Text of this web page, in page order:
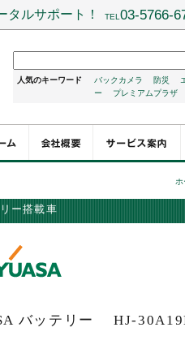
タルサポート！ TEL 03-5766-
人気のキーワード バックカメラ 防災
ー
プレミアムプラザ
ホ
ー搭載車
バッテリー HJ-